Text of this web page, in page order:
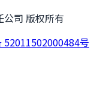
公司 版权所有
52011502000484号